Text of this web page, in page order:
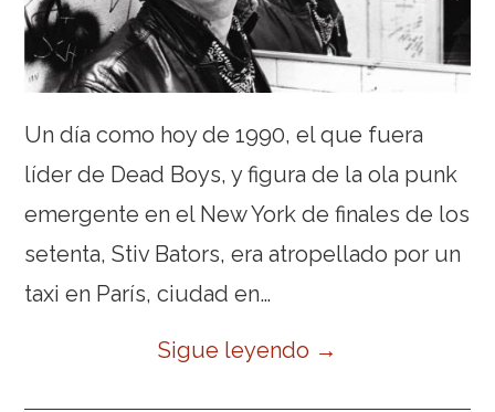
Un día como hoy de 1990, el que fuera
líder de Dead Boys, y figura de la ola punk
emergente en el New York de finales de los
setenta, Stiv Bators, era atropellado por un
taxi en París, ciudad en…
Sigue leyendo →